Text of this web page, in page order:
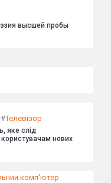
высшей пробы
#Телевізор
яке слід
користувачам нових
комп'ютер